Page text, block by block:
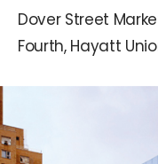
Dover Street
Fourth, Hayatt